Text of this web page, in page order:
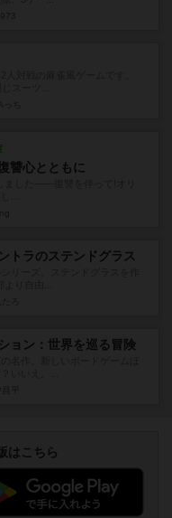
讐心とともに
トラのステンドグラス
ョン：世界を巡る冒険
はこちら